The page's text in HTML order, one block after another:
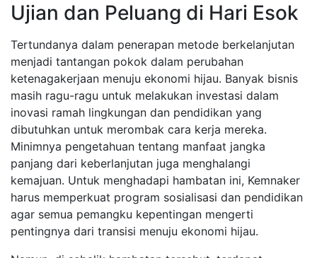
Ujian dan Peluang di Hari Esok
Tertundanya dalam penerapan metode berkelanjutan
menjadi tantangan pokok dalam perubahan
ketenagakerjaan menuju ekonomi hijau. Banyak bisnis
masih ragu-ragu untuk melakukan investasi dalam
inovasi ramah lingkungan dan pendidikan yang
dibutuhkan untuk merombak cara kerja mereka.
Minimnya pengetahuan tentang manfaat jangka
panjang dari keberlanjutan juga menghalangi
kemajuan. Untuk menghadapi hambatan ini, Kemnaker
harus memperkuat program sosialisasi dan pendidikan
agar semua pemangku kepentingan mengerti
pentingnya dari transisi menuju ekonomi hijau.